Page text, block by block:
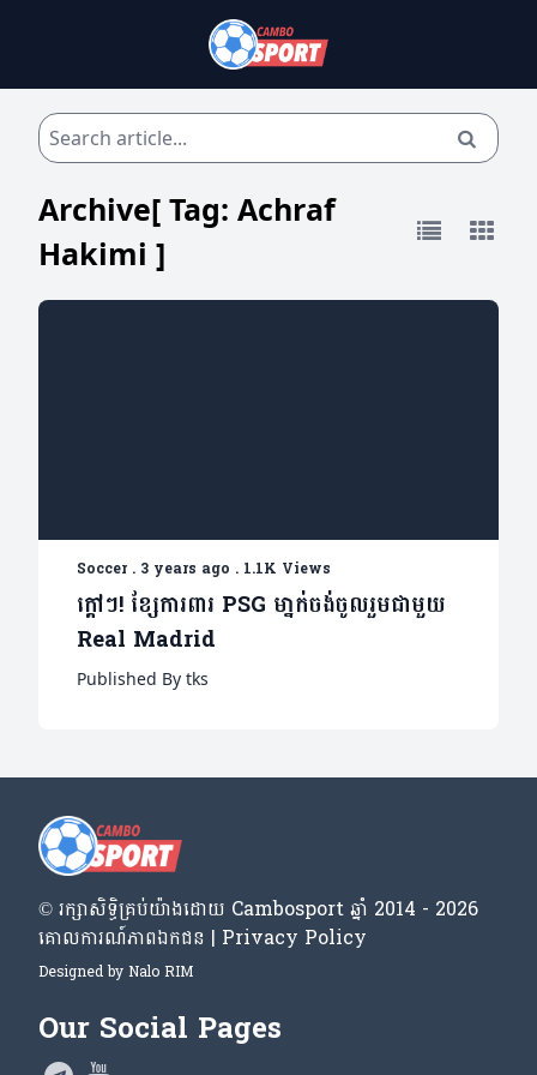
Archive[ Tag: Achraf
Hakimi ]
Soccer. 3 years ago . 1.1K Views
ក្តៅៗ! ខ្សែការពារ PSG មា្នក់ចង់ចូលរួមជាមួយ
Real Madrid
Published By tks
© រក្សា​សិទ្ធិ​គ្រប់​យ៉ាង​ដោយ​ Cambosport ឆ្នាំ 2014 - 2026
គោលការណ៍​ភាព​ឯកជន | Privacy Policy
Designed by Nalo RIM
Our Social Pages